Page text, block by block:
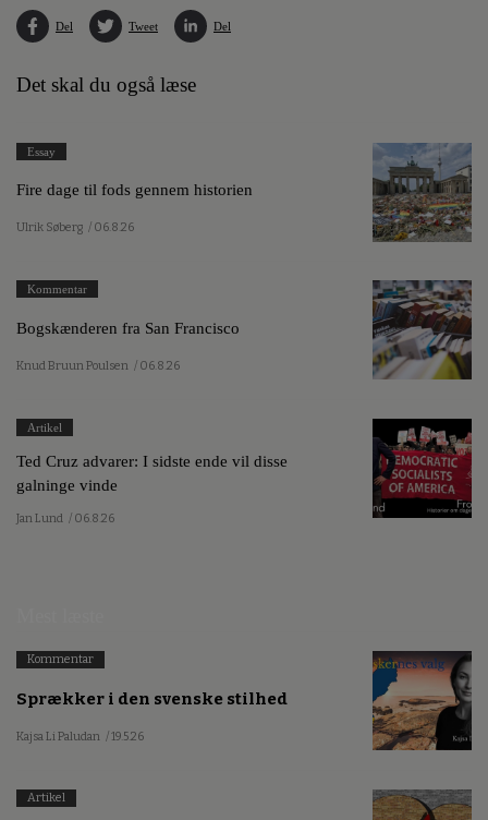
Del Tweet Del
Det skal du også læse
Essay
Fire dage til fods gennem historien
Ulrik Søberg / 06.8.26
Kommentar
Bogskænderen fra San Francisco
Knud Bruun Poulsen / 06.8.26
Artikel
Ted Cruz advarer: I sidste ende vil disse
galninge vinde
Jan Lund / 06.8.26
Kommentar
Sprækker i den svenske stilhed
Kajsa Li Paludan / 19.5.26
Artikel